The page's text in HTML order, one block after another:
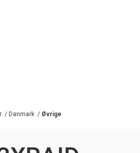
/ Danmark / Øvrige